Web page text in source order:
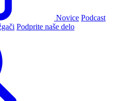
Novice Podcast
Podprite naše delo